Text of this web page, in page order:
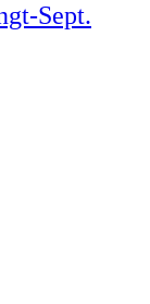
Sept.